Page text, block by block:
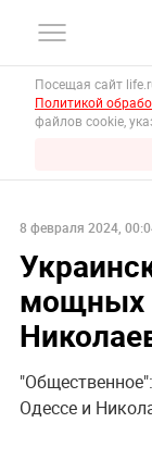
Посещая сайт
Политикой
файлов cookie,
8 февраля 2024,
мощных
Одессе и